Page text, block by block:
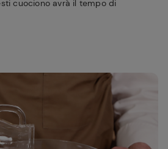
cuociono avrà il tempo di